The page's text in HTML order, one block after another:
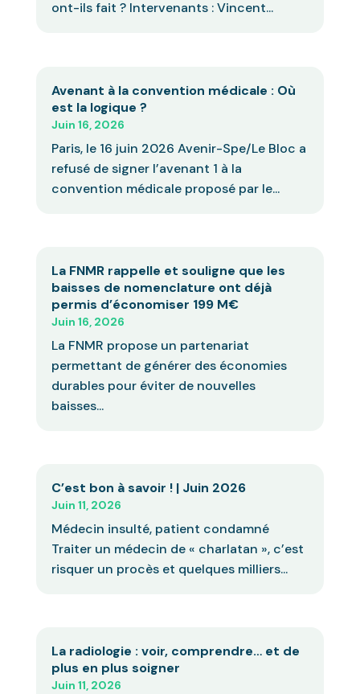
ont-ils fait ? Intervenants : Vincent...
Avenant à la convention médicale : Où
est la logique ?
Juin 16, 2026
Paris, le 16 juin 2026 Avenir-Spe/Le Bloc a
refusé de signer l’avenant 1 à la
convention médicale proposé par le...
La FNMR rappelle et souligne que les
baisses de nomenclature ont déjà
permis d’économiser 199 M€
Juin 16, 2026
La FNMR propose un partenariat
permettant de générer des économies
durables pour éviter de nouvelles
baisses...
C’est bon à savoir ! | Juin 2026
Juin 11, 2026
Médecin insulté, patient condamné
Traiter un médecin de « charlatan », c’est
risquer un procès et quelques milliers...
La radiologie : voir, comprendre… et de
plus en plus soigner
Juin 11, 2026